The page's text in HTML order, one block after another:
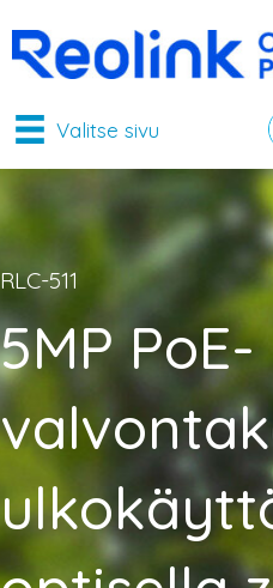
Valitse sivu
RLC-511
5MP PoE-